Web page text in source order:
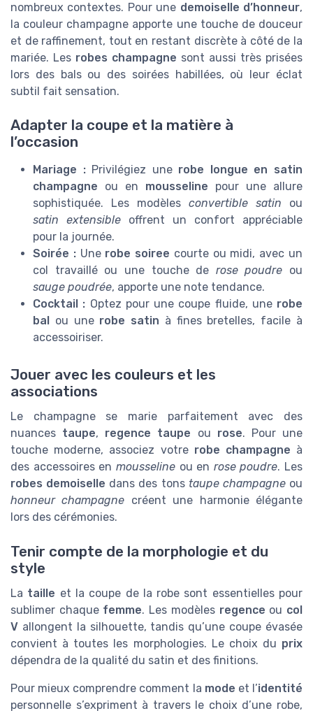
nombreux contextes. Pour une demoiselle d’honneur,
la couleur champagne apporte une touche de douceur
et de raffinement, tout en restant discrète à côté de la
mariée. Les robes champagne sont aussi très prisées
lors des bals ou des soirées habillées, où leur éclat
subtil fait sensation.
Adapter la coupe et la matière à
l’occasion
Mariage :Privilégiez une robe longue en satin
champagne ou en mousseline pour une allure
sophistiquée. Les modèles convertible satin ou
satin extensible offrent un confort appréciable
pour la journée.
Soirée :Une robe soiree courte ou midi, avec un
col travaillé ou une touche de rose poudre ou
sauge poudrée, apporte une note tendance.
Cocktail : Optez pour une coupe fluide, une robe
bal
ou une robe satin à fines bretelles, facile à
accessoiriser.
Jouer avec les couleurs et les
associations
Le champagne se marie parfaitement avec des
nuances taupe, regence taupe ou rose. Pour une
touche moderne, associez votre robe champagne à
des accessoires en mousselineou en rose poudre. Les
robes demoiselle dans des tons taupe champagneou
honneur champagne créent une harmonie élégante
lors des cérémonies.
Tenir compte de la morphologie et du
style
La taille et la coupe de la robe sont essentielles pour
sublimer chaque femme. Les modèles regence ou col
V allongent la silhouette, tandis qu’une coupe évasée
convient à toutes les morphologies. Le choix du prix
dépendra de la qualité du satin et des finitions.
Pour mieux comprendre comment la mode et l’identité
personnelle s’expriment à travers le choix d’une robe,